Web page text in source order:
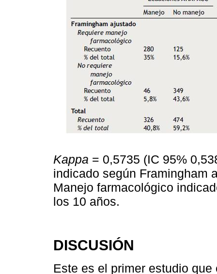
Kappa = 0,5735 (IC 95%
indicado según Framingham
Manejo farmacológico
los 10 años.
DISCUSIÓN
Este es el primer estudio